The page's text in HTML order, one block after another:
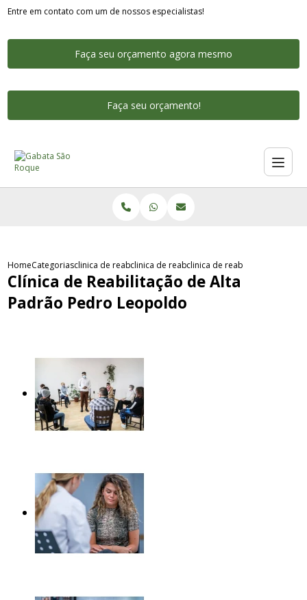
Entre em contato com um de nossos especialistas!
Faça seu orçamento agora mesmo
Faça seu orçamento!
HomeCategoriasclinica de reabilitacao alto padrao
clinica de reabilitacao alto padrao proximo
clinica de reabilitacao de
Clínica de Reabilitação de Alta
Padrão Pedro Leopoldo